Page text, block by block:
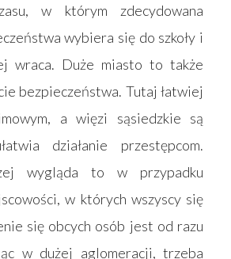
w którym zdecydowana
wybiera się do szkoły i
wraca. Duże miasto to także
bezpieczeństwa. Tutaj łatwiej
a więzi sąsiedzkie są
działanie przestępcom.
wygląda to w przypadku
w których wszyscy się
się obcych osób jest od razu
w dużej aglomeracji, trzeba